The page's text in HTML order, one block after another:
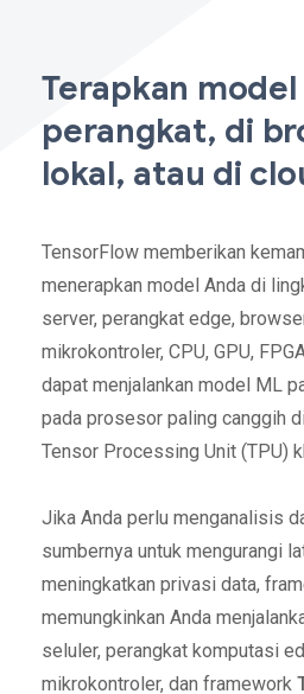
Terapkan model
perangkat, di
lokal, atau di
TensorFlow memberikan
menerapkan model Anda di
server, perangkat edge,
mikrokontroler, CPU, GPU,
dapat menjalankan model ML
pada prosesor paling canggih
Tensor Processing Unit (TPU)
Jika Anda perlu menganalisis
sumbernya untuk mengurangi
meningkatkan privasi data,
memungkinkan Anda
seluler, perangkat komputasi
mikrokontroler, dan framework